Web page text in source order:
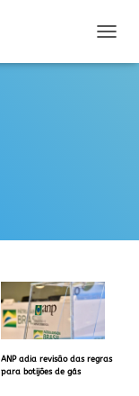
L
ANP adia revisão das regras
para botijões de gás